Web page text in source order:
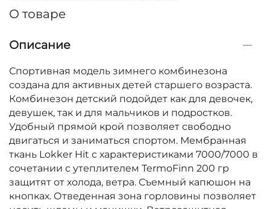
О товаре
Описание
Спортивная модель зимнего комбинезона
создана для активных детей старшего возраста.
Комбинезон детский подойдет как для девочек,
девушек, так и для мальчиков и подростков.
Удобный прямой крой позволяет свободно
двигаться и заниматься спортом. Мембранная
ткань Lokker Hit с характеристиками 7000/7000 в
сочетании с утеплителем TermoFinn 200 гр
защитят от холода, ветра. Съемный капюшон на
кнопках. Отведенная зона горловины позволяет